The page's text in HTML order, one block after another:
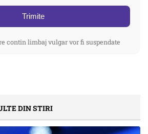
Trimite
contin limbaj vulgar vor fi suspendate
DIN STIRI